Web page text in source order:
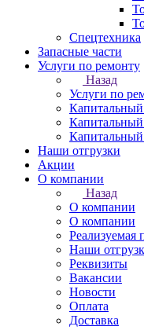
Спецтехника
Запасные части
Услуги по ремонту
Назад
Услуги по
Капитальный
Наши отгрузки
Акции
О компании
Назад
О компании
О компании
Реализуемая
Наши
Реквизиты
Вакансии
Новости
Оплата
Доставка